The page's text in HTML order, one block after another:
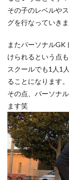
その子のレベルや
グを行なっていきま
またパーソナルGK
けられるという点
スクールでも1人1
ることになります。
その点、パーソナ
ます笑